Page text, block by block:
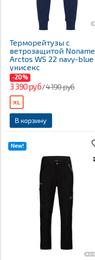
Терморейтузы с
ветрозащитой Noname
Arctos WS 22 navy-blue
унисекс
-20%
3 390 руб/4 190 руб
В корзину
XL
New!